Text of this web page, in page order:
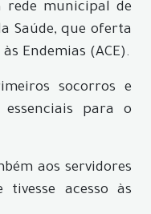
rede municipal de
Saúde, que oferta
Endemias (ACE).
socorros e
para o
aos servidores
acesso às